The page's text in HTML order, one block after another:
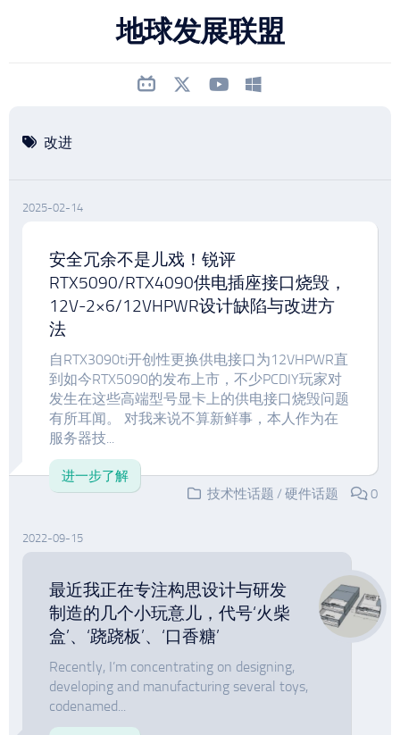
地球发展联盟
改进
2025-02-14
安全冗余不是儿戏！锐评
RTX5090/RTX4090供电插座接口烧毁，
12V-2×6/12VHPWR设计缺陷与改进方
法
自RTX3090ti开创性更换供电接口为12VHPWR直
到如今RTX5090的发布上市，不少PCDIY玩家对
发生在这些高端型号显卡上的供电接口烧毁问题
有所耳闻。 对我来说不算新鲜事，本人作为在
服务器技...
进一步了解
技术性话题 / 硬件话题 0
2022-09-15
最近我正在专注构思设计与研发
制造的几个小玩意儿，代号‘火柴
盒’、‘跷跷板’、‘口香糖’
Recently, I’m concentrating on designing,
developing and manufacturing several toys,
codenamed...